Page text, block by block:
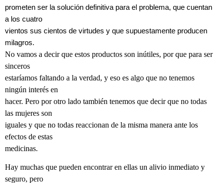
prometen ser la solución definitiva para el problema, que cuentan
a los cuatro
vientos sus cientos de virtudes y que supuestamente producen
milagros.
No vamos a decir que estos productos son inútiles, por que para ser
sinceros
estaríamos faltando a la verdad, y eso es algo que no tenemos
ningún interés en
hacer. Pero por otro lado también tenemos que decir que no todas
las mujeres son
iguales y que no todas reaccionan de la misma manera ante los
efectos de estas
medicinas.
Hay muchas que pueden encontrar en ellas un alivio inmediato y
seguro, pero